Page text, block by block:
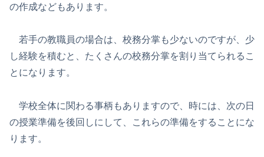
の作成などもあります。
若手の教職員の場合は、校務分掌も少ないのですが、少
し経験を積むと、たくさんの校務分掌を割り当てられるこ
とになります。
学校全体に関わる事柄もありますので、時には、次の日
の授業準備を後回しにして、これらの準備をすることにな
ります。